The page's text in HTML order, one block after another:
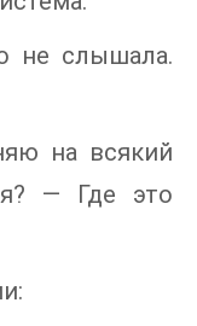
не слышала.
на всякий
— Где это